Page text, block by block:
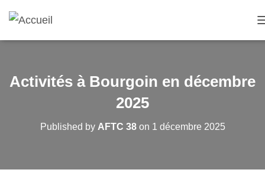
Activités à Bourgoin en décembre
2025
Published by AFTC 38on 1 décembre 2025